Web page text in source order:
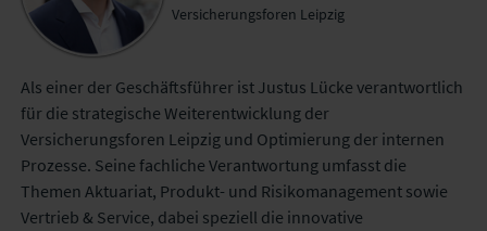
Versicherungsforen Leipzig
Als einer der Geschäftsführer ist Justus Lücke verantwortlich
für die strategische Weiterentwicklung der
Versicherungsforen Leipzig und Optimierung der internen
Prozesse. Seine fachliche Verantwortung umfasst die
Themen Aktuariat, Produkt- und Risikomanagement sowie
Vertrieb & Service, dabei speziell die innovative